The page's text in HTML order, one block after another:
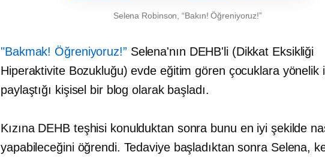
Selena Robinson, “Bakın! Öğreniyoruz!”
"Bakmak! Öğreniyoruz!” Selena'nın DEHB'li (Dikkat Eksikliği
Hiperaktivite Bozukluğu) evde eğitim gören çocuklara yönelik
paylaştığı kişisel bir blog olarak başladı.
Kızına DEHB teşhisi konulduktan sonra bunu en iyi şekilde
yapabileceğini öğrendi. Tedaviye başladıktan sonra Selena,